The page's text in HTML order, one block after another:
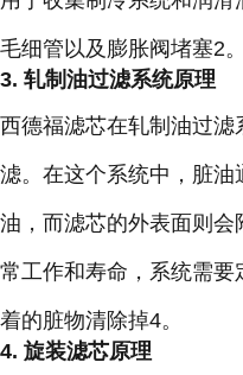
毛细管以及膨胀阀堵塞2。
3. 轧制油过滤系统原理
西德福滤芯在轧制油过
滤。在这个系统中，脏
油，而滤芯的外表面则
常工作和寿命，系统需
着的脏物清除掉4。
4. 旋装滤芯原理